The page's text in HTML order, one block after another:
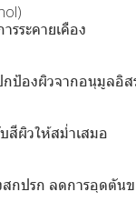
รระคายเคือง
ป้องผิวจากอนุมูลอิส
สีผิวให้สม่ำเสมอ
กปรก ลดการอุดตัน